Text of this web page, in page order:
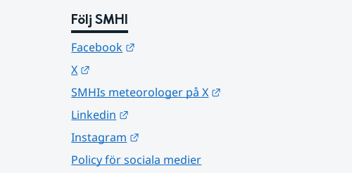
Följ SMHI
Facebook
X
SMHIs meteorologer på X
Linkedin
Instagram
Policy för sociala medier